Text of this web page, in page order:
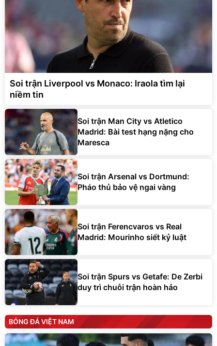
Soi trận Liverpool vs Monaco: Iraola tìm lại
niềm tin
Soi trận Man City vs Atletico
Madrid: Bài test hạng nặng cho
Maresca
Soi trận Arsenal vs Dortmund:
Pháo thủ bảo vệ ngai vàng
Soi trận Ferencvaros vs Real
Madrid: Mourinho siết kỷ luật
Soi trận Spurs vs Getafe: De Zerbi
duy trì chuỗi trận hoàn hảo
BÓNG ĐÁ VIỆT NAM